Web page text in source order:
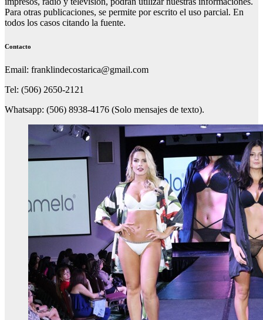
Para otras publicaciones, se permite por escrito el uso parcial. En
todos los casos citando la fuente.
Contacto
Email: franklindecostarica@gmail.com
Tel: (506) 2650-2121
Whatsapp: (506) 8938-4176 (Solo mensajes de texto).